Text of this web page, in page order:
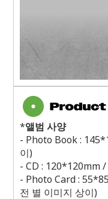
*앨범 사양
- Photo Book :
이)
- CD : 120*120mm /
- Photo Card :
전 별 이미지 상이)